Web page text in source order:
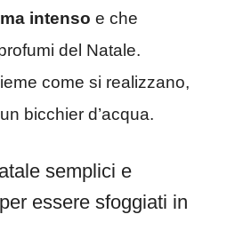
intenso e che
del Natale.
come si realizzano,
bicchier d’acqua.
semplici e
essere sfoggiati in